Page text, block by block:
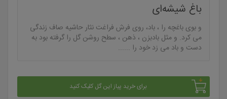
باغ شیشه‌ای
و بوی باغچه را ، باد، روی فرش فراغت نثار حاشیه صاف زندگی
می کرد. و مثل بادبزن ، ذهن ، سطح روشن گل را گرفته بود به
دست و باد می زد خود را ......
برای خرید پیاز این گل کلیک کنید